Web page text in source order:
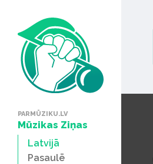
PARMŪZIKU.LV
Mūzikas Ziņas
Latvijā
Pasaulē